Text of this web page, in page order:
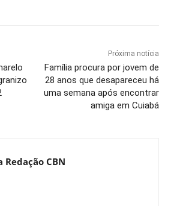
Próxima notícia
Família procura por jovem de
28 anos que desapareceu há
uma semana após encontrar
amiga em Cuiabá
Redação CBN